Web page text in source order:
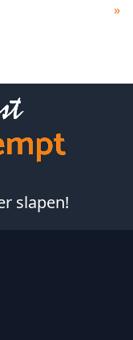
»
slapen!